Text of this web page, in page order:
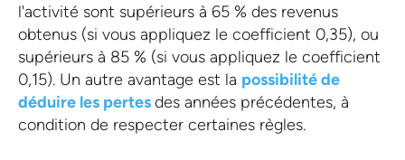
l'activité sont supérieurs à 65 % des revenus
obtenus (si vous appliquez le coefficient 0,35), ou
supérieurs à 85 % (si vous appliquez le coefficient
0,15). Un autre avantage est la possibilité de
déduire les pertesdes années précédentes, à
condition de respecter certaines règles.